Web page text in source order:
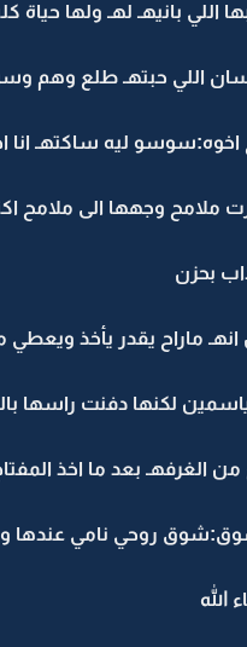
اللي بانيهـ لهـ ولها
اللي حبتهـ طلع وهم
ليه ساكتهـ انا
ملامح وجهها الى ملامح
بحزن
ماراح يقدر يأخذ ويعطي
لكنها دفنت راسها بالوساده
الغرفهـ بعد ما اخذ
روحي نامي عندها